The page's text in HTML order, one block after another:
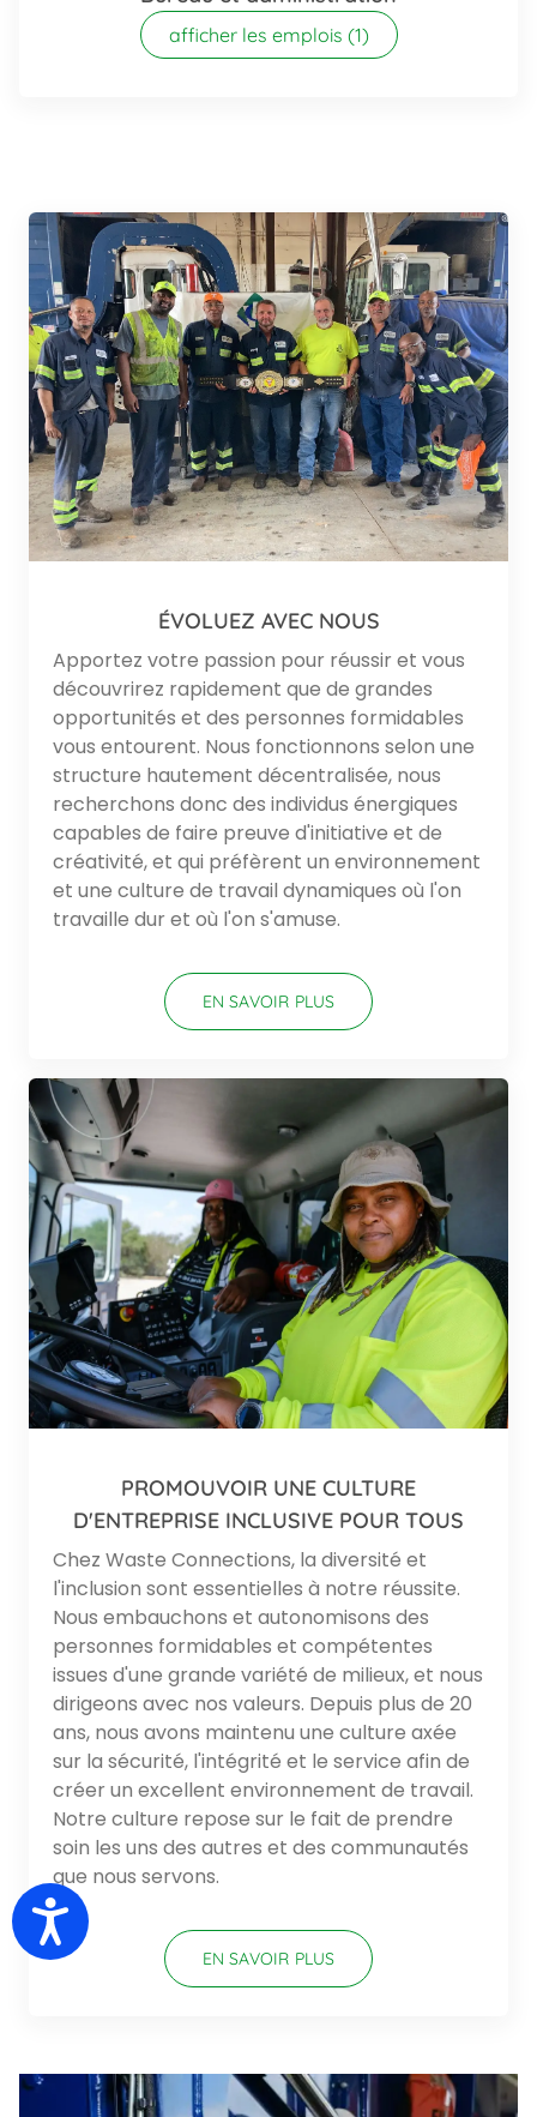
Accessibility
afficher les emplois (1)
ÉVOLUEZ AVEC NOUS
Apportez votre passion pour réussir et vous
découvrirez rapidement que de grandes
opportunités et des personnes formidables
vous entourent. Nous fonctionnons selon une
structure hautement décentralisée, nous
recherchons donc des individus énergiques
capables de faire preuve d'initiative et de
créativité, et qui préfèrent un environnement
et une culture de travail dynamiques où l'on
travaille dur et où l'on s'amuse.
EN SAVOIR PLUS
PROMOUVOIR UNE CULTURE
D'ENTREPRISE INCLUSIVE POUR TOUS
Chez Waste Connections, la diversité et
l'inclusion sont essentielles à notre réussite.
Nous embauchons et autonomisons des
personnes formidables et compétentes
issues d'une grande variété de milieux, et nous
dirigeons avec nos valeurs. Depuis plus de 20
ans, nous avons maintenu une culture axée
sur la sécurité, l'intégrité et le service afin de
créer un excellent environnement de travail.
Notre culture repose sur le fait de prendre
soin les uns des autres et des communautés
que nous servons.
EN SAVOIR PLUS